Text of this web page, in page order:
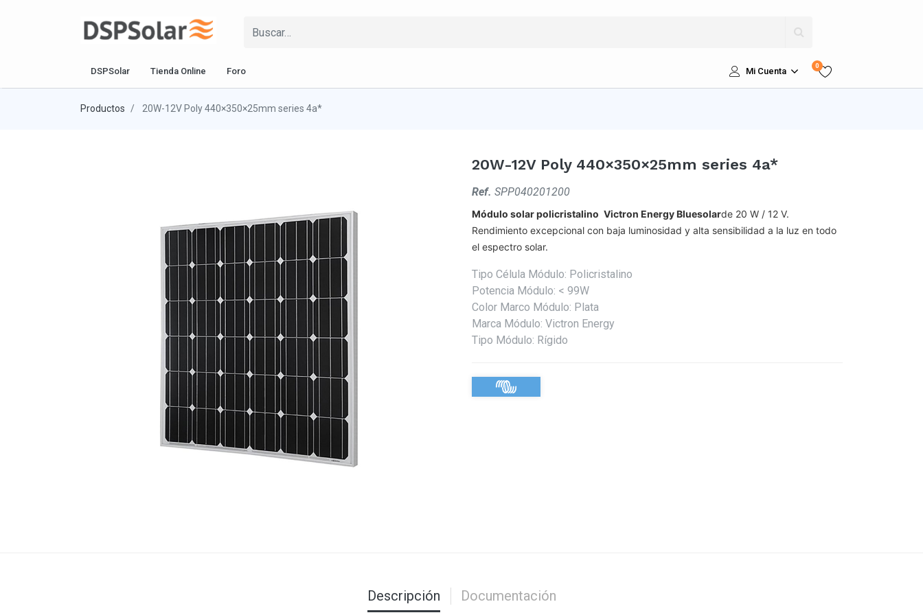
DSPSolar Tienda Online Foro Mi Cuenta
0
Productos 20W-12V Poly 440×350×25mm series 4a*
20W-12V Poly 440×350×25mm series 4a*
Ref. SPP040201200
Módulo solar policristalino Victron EnergyBluesolarde 20 W / 12 V.
Rendimiento excepcional con baja luminosidad y alta sensibilidad a la luz en todo
el espectro solar.
Tipo Célula Módulo: Policristalino
Potencia Módulo: < 99W
Color Marco Módulo: Plata
Marca Módulo: Victron Energy
Tipo Módulo: Rígido
Descripción Documentación